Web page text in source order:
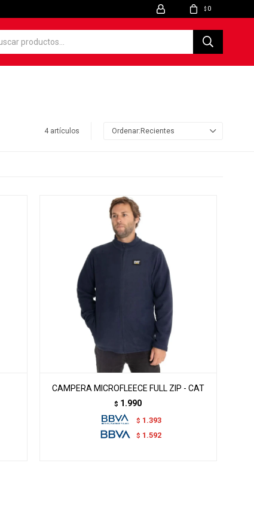
$ 0
4 artículos Recientes
CAMPERA MICROFLEECE FULL ZIP - CAT
$ 1.990
$ 1.393
$ 1.592